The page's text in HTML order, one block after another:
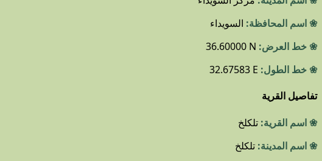
❀ اسم المحافظة: السويداء
❀ خط العرض: 36.60000 N
❀ خط الطول: 32.67583 E
تفاصيل القرية
❀ اسم القرية: تلكلخ
❀ اسم المدينة: تلكلخ